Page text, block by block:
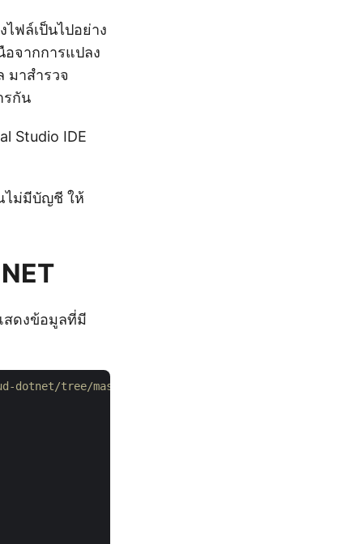
ไฟล์เป็นไปอย่าง
จากการแปลง
มาสำรวจ
รกัน
Studio IDE
ม่มีบัญชี ให้
สดงข้อมูลที่มี
dotnet/tree/master/Examples